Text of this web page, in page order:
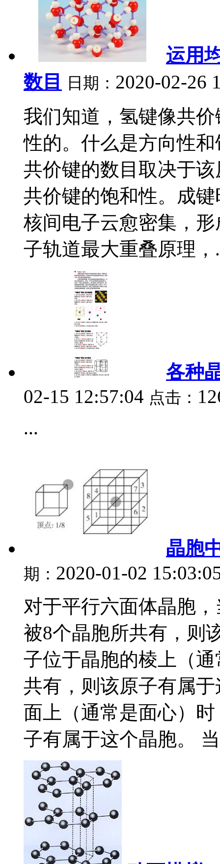
运用
数目
日期： 2020-02-26
我们知道，氢键像共
性的。什么是方向性
共价键的数目取决于
共价键的饱和性。成
核间电子云愈密集，
子轨道最大重叠原理，
各种
02-15 12:57:04 点击：
...
晶胞
期： 2020-01-02
对于平行六面体晶胞
被8个晶胞所共有，则
子位于晶胞的棱上（
共有，则该原子有属
面上（通常是面心）
子有属于这个晶胞。